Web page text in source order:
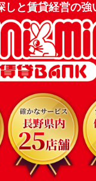
しと賃貸経営の強